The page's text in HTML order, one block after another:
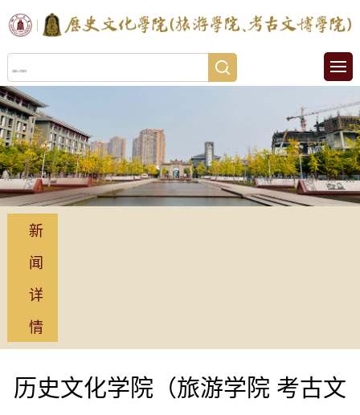
新
闻
详
情
历史文化学院（旅游学院 考古文